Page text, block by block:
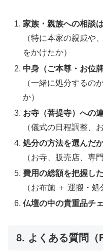
家族・親族への相談
（特に本家の親戚や
をかけたか）
中身（ご本尊・お位
（一緒に処分するの
か）
お寺（菩提寺）への
（儀式の日程調整、
処分の方法を選んだ
（お寺、販売店、専
費用の総額を把握し
（お布施 ＋ 運搬・処
仏壇の中の貴重品チ
8. よくある質問（